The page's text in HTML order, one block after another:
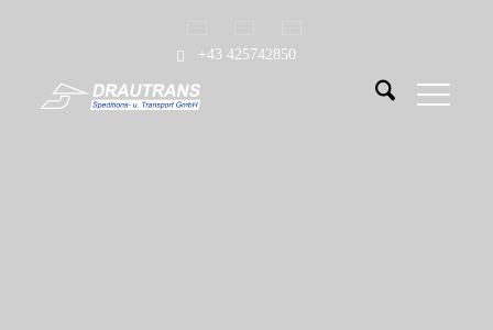
+43 425742850